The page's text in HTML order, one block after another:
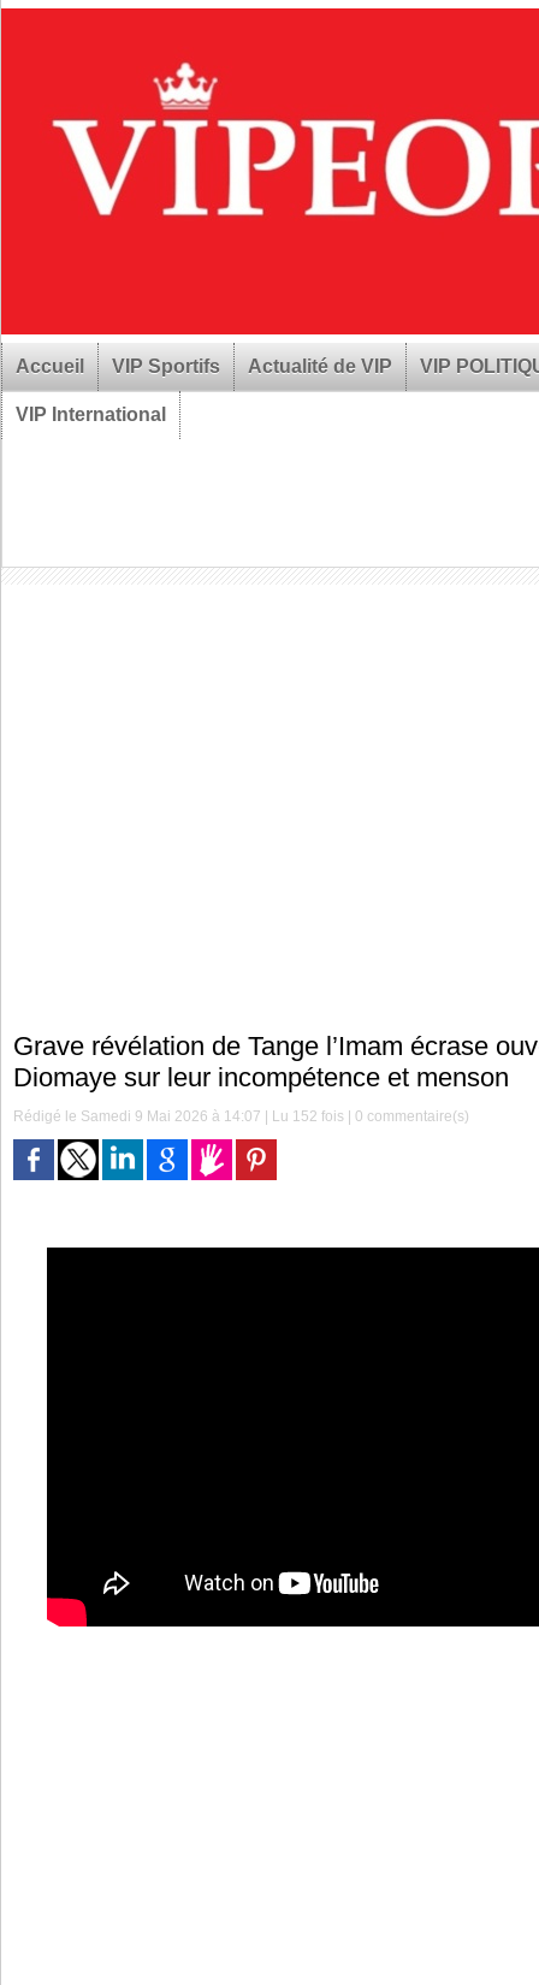
Accueil VIP Sportifs Actualité de VIP VIP
VIP International
Grave révélation de Tange l’Imam écrase
Diomaye sur leur incompétence et menson
Rédigé le Samedi 9 Mai 2026 à 14:07 | Lu 152 fois |0 commentaire(s)